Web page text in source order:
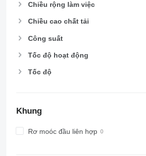
H-series
M-series
T-series
W-series
Chiều rộng làm việc
Chiều cao chất tải
Công suất
Tốc độ hoạt động
Tốc độ
Khung
Rơ moóc đầu liên hợp